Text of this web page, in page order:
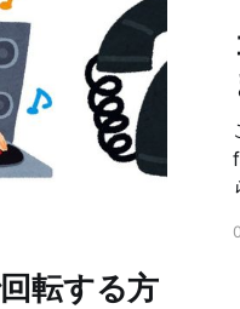
転する方